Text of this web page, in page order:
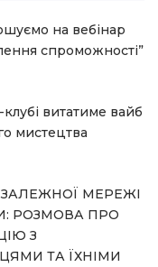
на вебінар
спроможності”
витатиме вайб
мистецтва
МЕРЕЖІ
РОЗМОВА ПРО
З
ТА ЇХНІМИ